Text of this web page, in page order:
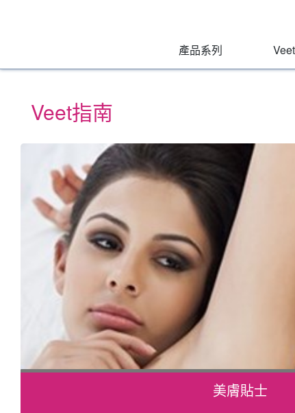
Content
產品系列
Veet指南
美膚貼士